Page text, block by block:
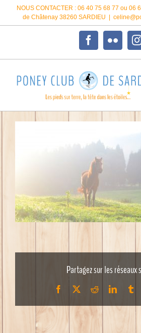
Passer
contenu
NOUS CONTACTER : 06 40 75 68 77 ou 06
de Châtenay 38260 SARDIEU
FacebookFlickr
Partagez sur les réseaux
Facebook RedditLinkedIn